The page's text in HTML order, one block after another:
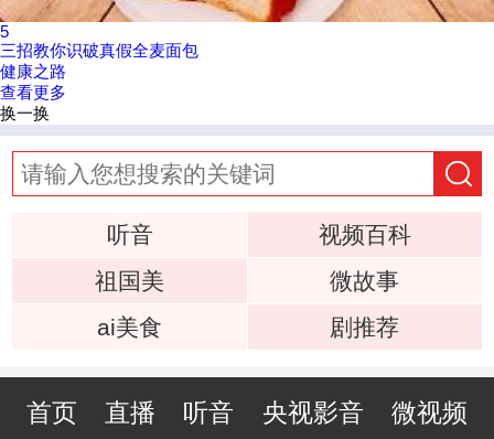
5
三招教你识破真假全麦面包
健康之路
查看更多
换一换
听音
视频百科
祖国美
微故事
ai美食
剧推荐
首页 直播 听音 央视影音 微视频